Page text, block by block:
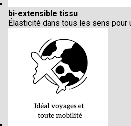
bi-extensible tissu
Élasticité dans tous les sens pour